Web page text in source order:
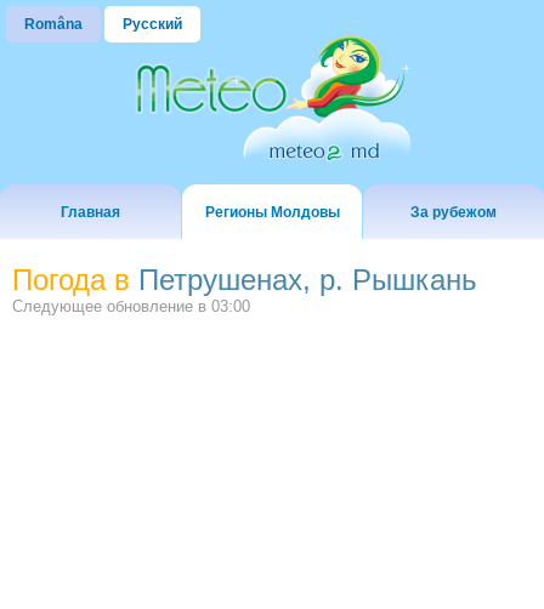
Româna Русский
Главная Регионы Молдовы За рубежом
Погода в Петрушенах, р. Рышкань
Следующее обновление в 03:00